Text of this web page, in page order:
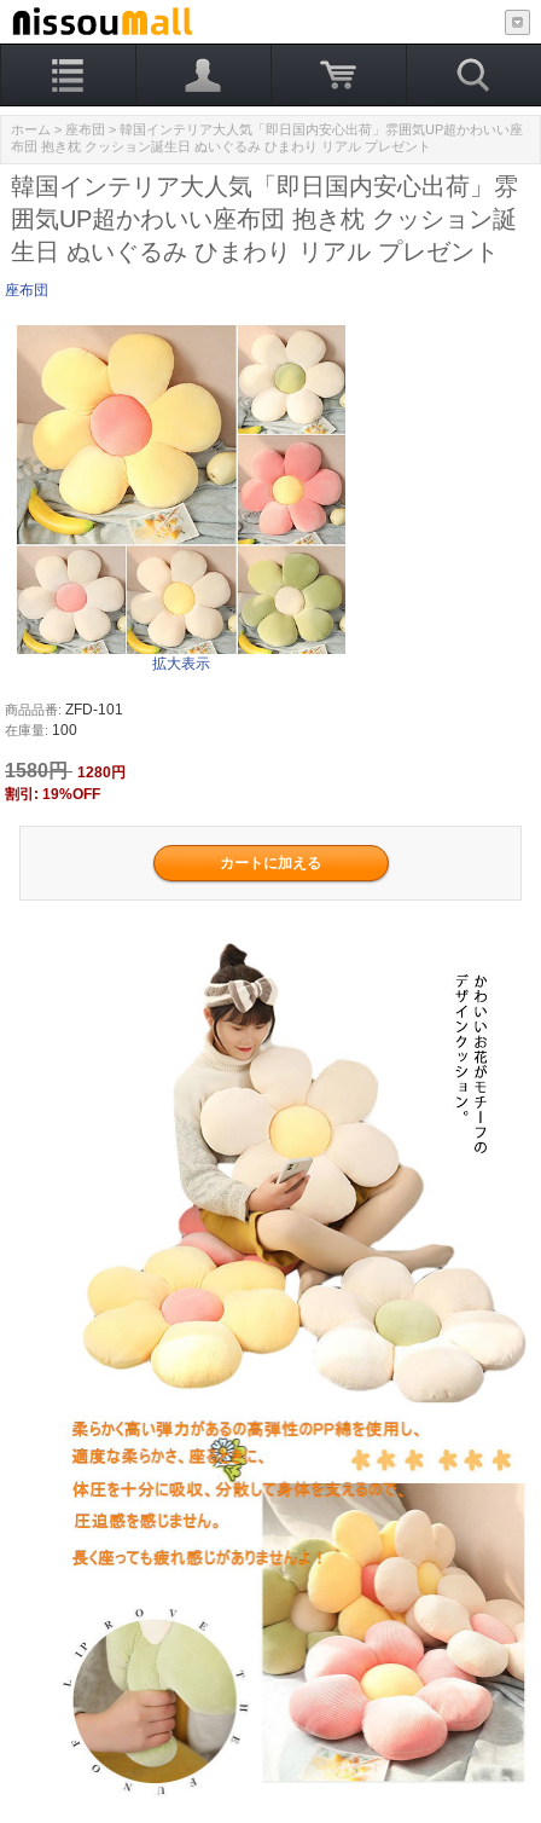
ホーム > 座布団 > 韓国インテリア大人気「即日国内安心出荷」雰囲気UP超かわいい座
布団 抱き枕 クッション誕生日 ぬいぐるみ ひまわり リアル プレゼント
韓国インテリア大人気「即日国内安心出荷」雰
囲気UP超かわいい座布団 抱き枕 クッション誕
生日 ぬいぐるみ ひまわり リアル プレゼント
座布団
拡大表示
商品品番: ZFD-101
在庫量: 100
1580円 1280円
割引: 19%OFF